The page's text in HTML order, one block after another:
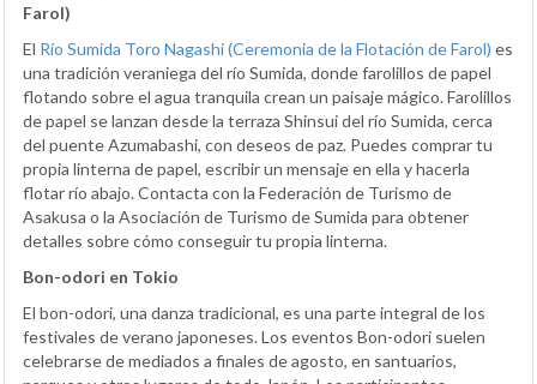
Farol)
El Río Sumida Toro Nagashi (Ceremonia de la Flotación de Farol) es
una tradición veraniega del río Sumida, donde farolillos de papel
flotando sobre el agua tranquila crean un paisaje mágico. Farolillos
de papel se lanzan desde la terraza Shinsui del río Sumida, cerca
del puente Azumabashi, con deseos de paz. Puedes comprar tu
propia linterna de papel, escribir un mensaje en ella y hacerla
flotar río abajo. Contacta con la Federación de Turismo de
Asakusa o la Asociación de Turismo de Sumida para obtener
detalles sobre cómo conseguir tu propia linterna.
Bon-odori en Tokio
El bon-odori, una danza tradicional, es una parte integral de los
festivales de verano japoneses. Los eventos Bon-odori suelen
celebrarse de mediados a finales de agosto, en santuarios,